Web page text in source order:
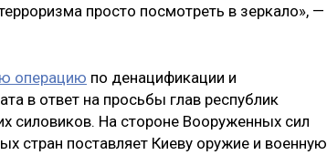
просто посмотреть в зеркало», —
операцию по денацификации и
в ответ на просьбы глав республик
силовиков. На стороне Вооруженных сил
стран поставляет Киеву оружие и военную